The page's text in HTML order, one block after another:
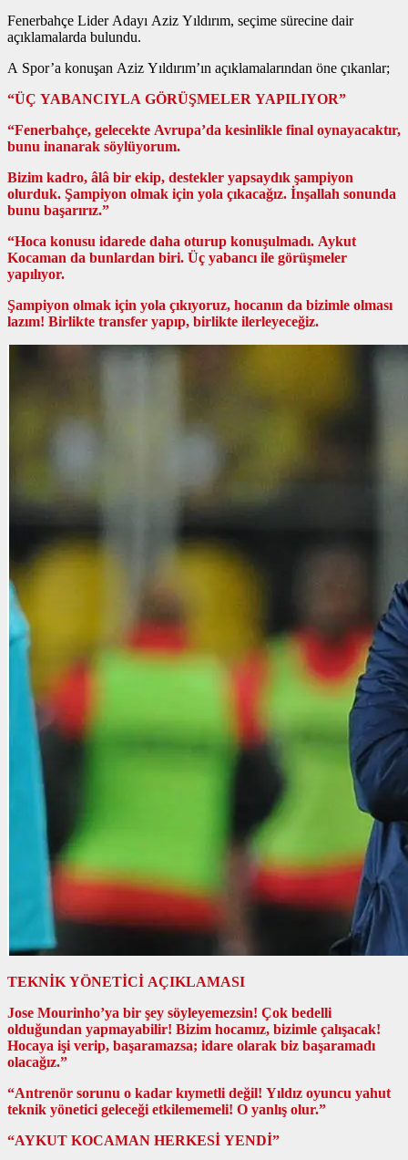
Fenerbahçe Lider Adayı Aziz Yıldırım, seçime sürecine dair
açıklamalarda bulundu.
A Spor’a konuşan Aziz Yıldırım’ın açıklamalarından öne çıkanlar;
“ÜÇ YABANCIYLA GÖRÜŞMELER YAPILIYOR”
“Fenerbahçe, gelecekte Avrupa’da kesinlikle final oynayacaktır,
bunu inanarak söylüyorum.
Bizim kadro, âlâ bir ekip, destekler yapsaydık şampiyon
olurduk. Şampiyon olmak için yola çıkacağız. İnşallah sonunda
bunu başarırız.”
“Hoca konusu idarede daha oturup konuşulmadı. Aykut
Kocaman da bunlardan biri. Üç yabancı ile görüşmeler
yapılıyor.
Şampiyon olmak için yola çıkıyoruz, hocanın da bizimle olması
lazım! Birlikte transfer yapıp, birlikte ilerleyeceğiz.
TEKNİK YÖNETİCİ AÇIKLAMASI
Jose Mourinho’ya bir şey söyleyemezsin! Çok bedelli
olduğundan yapmayabilir! Bizim hocamız, bizimle çalışacak!
Hocaya işi verip, başaramazsa; idare olarak biz başaramadı
olacağız.”
“Antrenör sorunu o kadar kıymetli değil! Yıldız oyuncu yahut
teknik yönetici geleceği etkilememeli! O yanlış olur.”
“AYKUT KOCAMAN HERKESİ YENDİ”